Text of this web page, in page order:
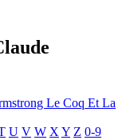
Le Coq Et La
U V W X Y Z 0-9